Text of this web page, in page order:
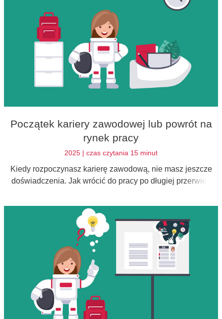
Początek kariery zawodowej lub powrót na
rynek pracy
2025 | czas czytania 15 minut
Kiedy rozpoczynasz karierę zawodową, nie masz jeszcze
doświadczenia. Jak wrócić do pracy po długiej przerwie i
treści w CV, gdy wkraczamy na rynek pracy?